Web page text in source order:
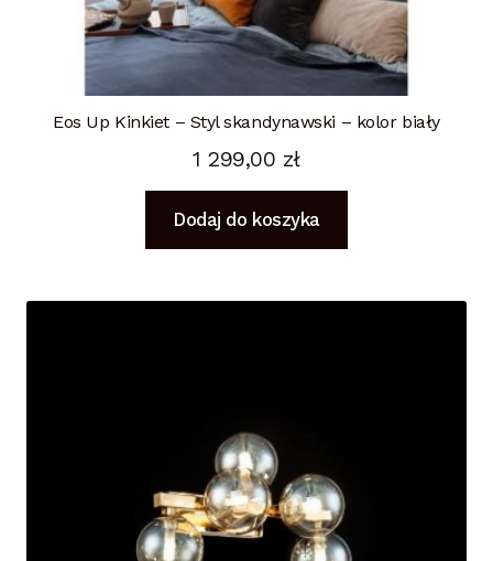
Eos Up Kinkiet – Styl skandynawski – kolor biały
1 299,00 zł
Dodaj do koszyka